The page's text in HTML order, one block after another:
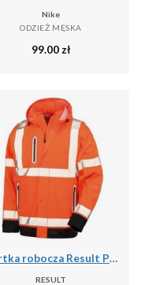
Nike
ODZIEŻ MĘSKA
99.00 zł
Kurtka robocza Result Prism PU Safe & Dry
RESULT